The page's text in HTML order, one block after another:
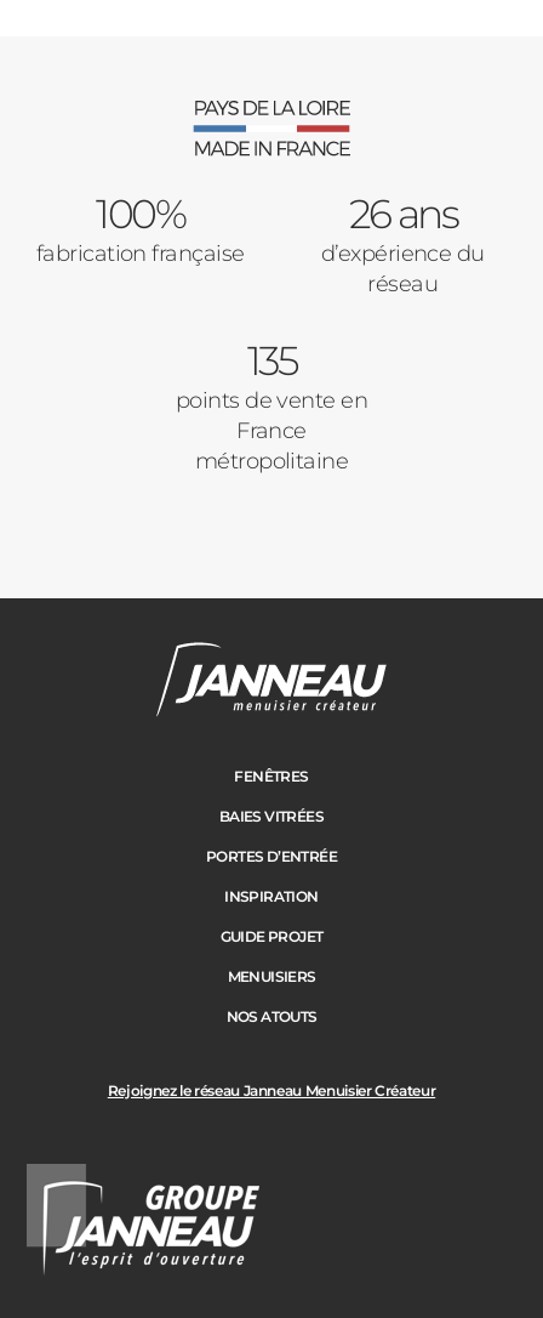
100%
fabrication française
26 ans
d’expérience du
réseau
135
points de vente en
France
métropolitaine
Rejoignez le réseau Janneau Menuisier Créateur
FENÊTRES
BAIES VITRÉES
PORTES D’ENTRÉE
INSPIRATION
GUIDE PROJET
MENUISIERS
NOS ATOUTS